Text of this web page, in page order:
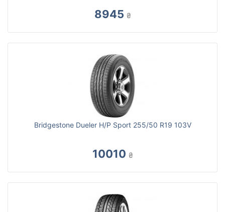
8945 ₴
Bridgestone Dueler H/P Sport 255/50 R19 103V
10010 ₴